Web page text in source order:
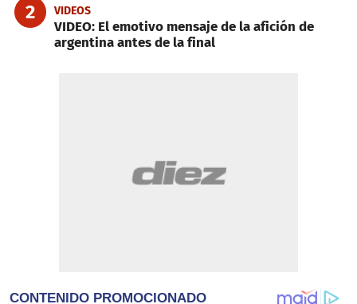
2 VIDEOS
VIDEO: El emotivo mensaje de la afición de
argentina antes de la final